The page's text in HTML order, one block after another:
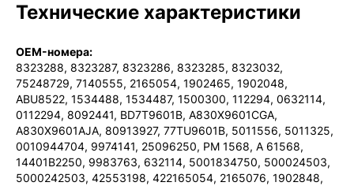
Технические характеристики
OEM-номера:
8323288, 8323287, 8323286, 8323285, 8323032,
75248729, 7140555, 2165054, 1902465, 1902048,
ABU8522, 1534488, 1534487, 1500300, 112294, 0632114,
0112294, 8092441, BD7T9601B, A830X9601CGA,
A830X9601AJA, 80913927, 77TU9601B, 5011556, 5011325,
0010944704, 9974141, 25096250, PM 1568, A 61568,
14401B2250, 9983763, 632114, 5001834750, 500024503,
5000242503, 42553198, 422165054, 2165076, 1902848,